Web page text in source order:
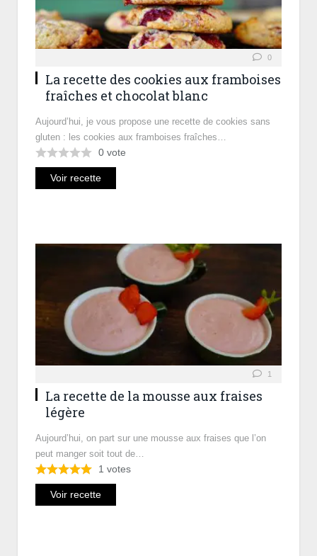
0
La recette des cookies aux framboises
fraîches et chocolat blanc
Aujourd’hui, je vous propose une recette de cookies sans
gluten : les cookies aux framboises fraîches…
0 vote
Voir recette
1
La recette de la mousse aux fraises
légère
Aujourd’hui, on part sur une mousse aux fraises que l’on
peut manger soit tout de…
1 votes
Voir recette